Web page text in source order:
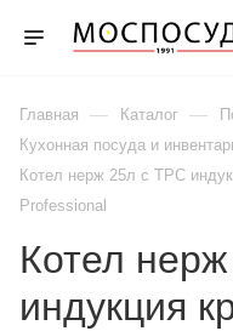
Главная — Каталог —
Кухонная посуда и
Котел нерж 25л с ТРС
Professional
Котел
индукция